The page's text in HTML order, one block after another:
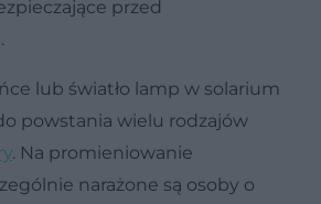
przed
lub światło lamp w solarium
powstania wielu rodzajów
. Na promieniowanie
narażone są osoby o